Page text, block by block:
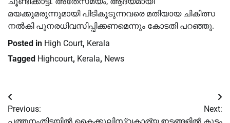
മയക്കുമരുന്നുമായി പിടികൂടുന്നവരെ മതിയായ ചികിത്സ
നൽകി പുനരധിവസിപ്പിക്കണമെന്നും കോടതി പറഞ്ഞു.
Posted in High Court, Kerala
Tagged Highcourt, Kerala, News
Post
navigation
Previous:
പത്തനംതിട്ടയില്‍ കൈക്കൂലി
Next:
സ്വകാര്യ ഇടങ്ങളിൽ കൂട്ടം